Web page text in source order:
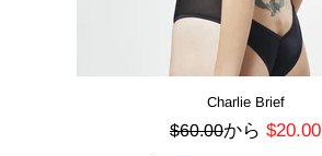
Charlie Brief
$60.00から $20.00